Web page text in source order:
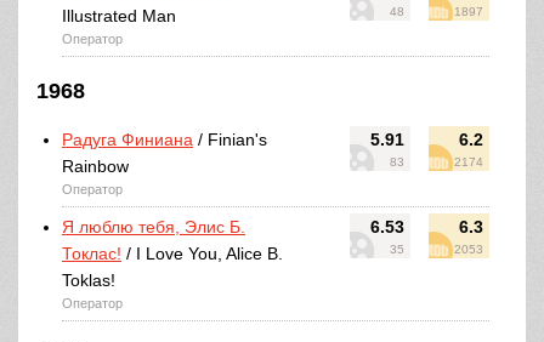
48 1897
Illustrated Man
Оператор
1968
5.91
83
6.2
2174
Радуга Финиана / Finian's
Rainbow
Оператор
6.53
35
6.3
2053
Я люблю тебя, Элис Б.
Токлас! / I Love You, Alice B.
Toklas!
Оператор